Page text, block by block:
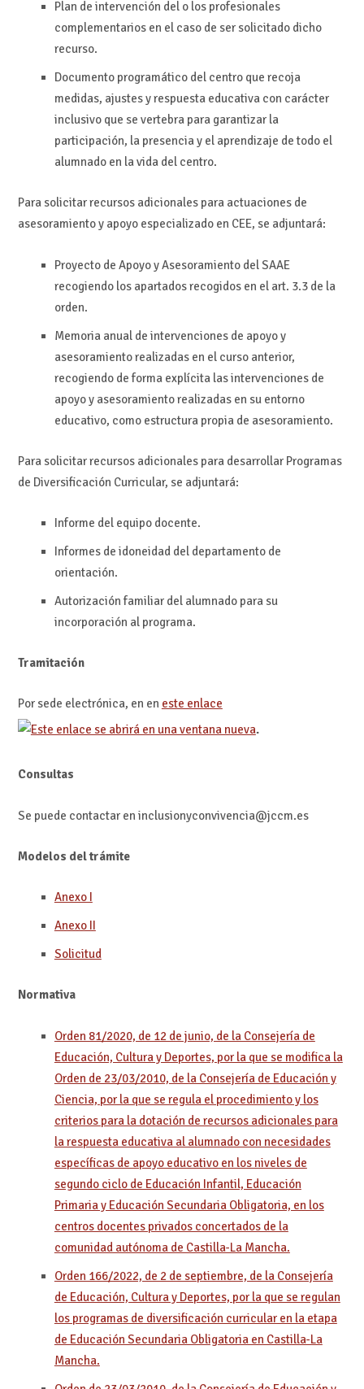
Plan de intervención del o los profesionales
complementarios en el caso de ser solicitado dicho
recurso.
Documento programático del centro que recoja
medidas, ajustes y respuesta educativa con carácter
inclusivo que se vertebra para garantizar la
participación, la presencia y el aprendizaje de todo el
alumnado en la vida del centro.
Para solicitar recursos adicionales para actuaciones de
asesoramiento y apoyo especializado en CEE, se adjuntará:
Proyecto de Apoyo y Asesoramiento del SAAE
recogiendo los apartados recogidos en el art. 3.3 de la
orden.
Memoria anual de intervenciones de apoyo y
asesoramiento realizadas en el curso anterior,
recogiendo de forma explícita las intervenciones de
apoyo y asesoramiento realizadas en su entorno
educativo, como estructura propia de asesoramiento.
Para solicitar recursos adicionales para desarrollar Programas
de Diversificación Curricular, se adjuntará:
Informe del equipo docente.
Informes de idoneidad del departamento de
orientación.
Autorización familiar del alumnado para su
incorporación al programa.
Tramitación
Por sede electrónica, en en este enlace
.
Consultas
Se puede contactar en inclusionyconvivencia@jccm.es
Modelos del trámite
Anexo I
Anexo II
Solicitud
Normativa
Orden 81/2020, de 12 de junio, de la Consejería de
Educación, Cultura y Deportes, por la que se modifica la
Orden de 23/03/2010, de la Consejería de Educación y
Ciencia, por la que se regula el procedimiento y los
criterios para la dotación de recursos adicionales para
la respuesta educativa al alumnado con necesidades
específicas de apoyo educativo en los niveles de
segundo ciclo de Educación Infantil, Educación
Primaria y Educación Secundaria Obligatoria, en los
centros docentes privados concertados de la
comunidad autónoma de Castilla-La Mancha.
Orden 166/2022, de 2 de septiembre, de la Consejería
de Educación, Cultura y Deportes, por la que se regulan
los programas de diversificación curricular en la etapa
de Educación Secundaria Obligatoria en Castilla-La
Mancha.